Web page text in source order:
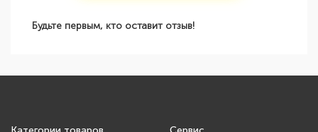
Будьте первым, кто оставит отзыв!